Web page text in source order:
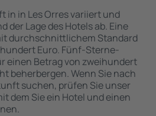
in in Les Orres variiert und
der Lage des Hotels ab. Eine
durchschnittlichem Standard
Euro. Fünf-Sterne-
einen Betrag von zweihundert
beherbergen. Wenn Sie nach
suchen, prüfen Sie unser
dem Sie ein Hotel und einen